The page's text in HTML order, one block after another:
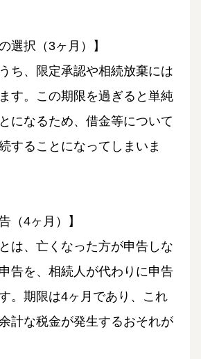
選択（3ヶ月）】
ち、限定承認や相続放棄には
す。この期限を過ぎると単純
になるため、借金等について
することになってしまいま
（4ヶ月）】
は、亡くなった方が申告しな
告を、相続人が代わりに申告
。期限は4ヶ月であり、これ
計な税金が発生するおそれが